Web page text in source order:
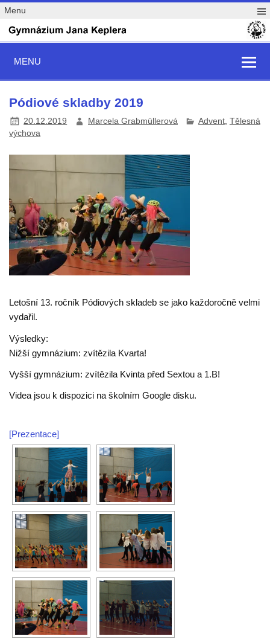
Menu
MENU
Pódiové skladby 2019
20.12.2019 Marcela Grabmüllerová Advent, Tělesná
výchova
Letošní 13. ročník Pódiových skladeb se jako každoročně velmi
vydařil.
Výsledky:
Nižší gymnázium: zvítězila Kvarta!
Vyšší gymnázium: zvítězila Kvinta před Sextou a 1.B!
Videa jsou k dispozici na školním Google disku.
[Prezentace]